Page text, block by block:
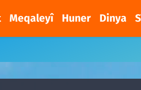
Meqaleyî Huner Dinya